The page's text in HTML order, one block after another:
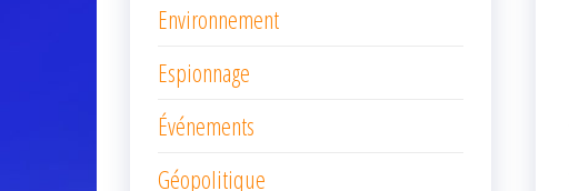
Environnement
Espionnage
Événements
Géopolitique